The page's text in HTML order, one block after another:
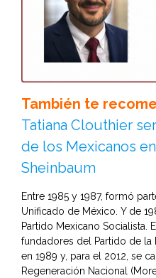
También te
Tatiana Clouthier
de los Mexicanos
Sheinbaum
Entre 1985 y 1987, formó
Unificado de México. Y de
Partido Mexicano Socialista.
fundadores del Partido de la
en 1989 y, para el 2012, se
Regeneración Nacional